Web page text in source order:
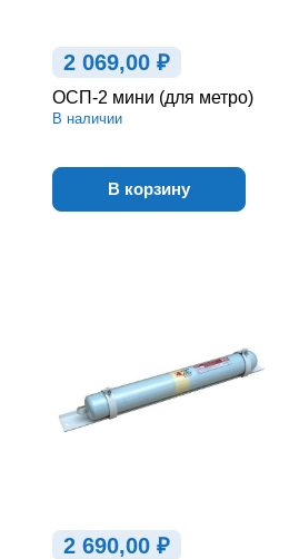
2 069,00 ₽
ОСП-2 мини (для метро)
В наличии
В корзину
2 690,00 ₽